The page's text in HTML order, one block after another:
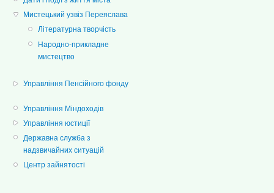
Мистецький узвіз Переяслава
Літературна творчість
Народно-прикладне
мистецтво
Управління Пенсійного фонду
Управління Міндоходів
Управління юстиції
Державна служба з
надзвичайних ситуацій
Центр зайнятості